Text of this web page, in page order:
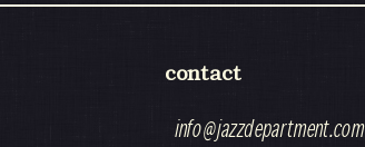
contact
info@jazzdepartment.com